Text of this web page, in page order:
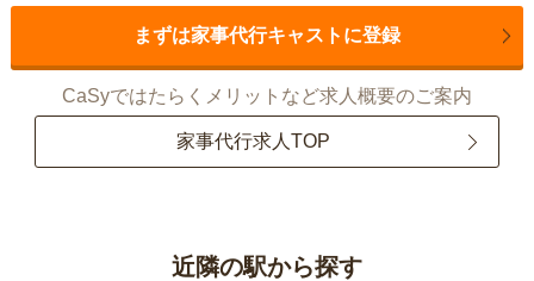
まずは家事代行キャストに登録
CaSyではたらくメリットなど求人概要のご案内
家事代行求人TOP
近隣の駅から探す